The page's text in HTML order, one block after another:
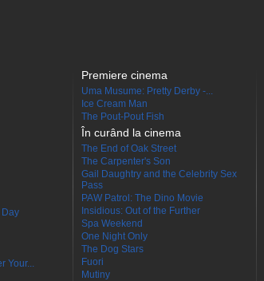
Your...
Premiere cinema
Uma Musume: Pretty Derby -...
Ice Cream Man
The Pout-Pout Fish
În curând la cinema
The End of Oak Street
The Carpenter's Son
Gail Daughtry and the Celebrity Sex
Pass
PAW Patrol: The Dino Movie
Insidious: Out of the Further
Spa Weekend
One Night Only
The Dog Stars
Fuori
Mutiny